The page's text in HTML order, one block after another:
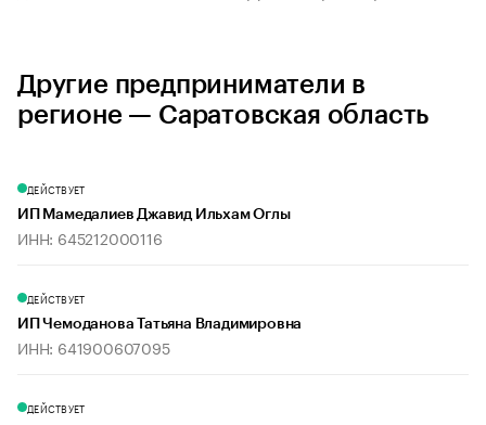
Другие предприниматели в
регионе — Саратовская область
ДЕЙСТВУЕТ
ИП Мамедалиев Джавид Ильхам Оглы
ИНН: 645212000116
ДЕЙСТВУЕТ
ИП Чемоданова Татьяна Владимировна
ИНН: 641900607095
ДЕЙСТВУЕТ